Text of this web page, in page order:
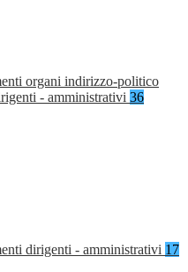
organi indirizzo-politico
- amministrativi 36
dirigenti - amministrativi 17